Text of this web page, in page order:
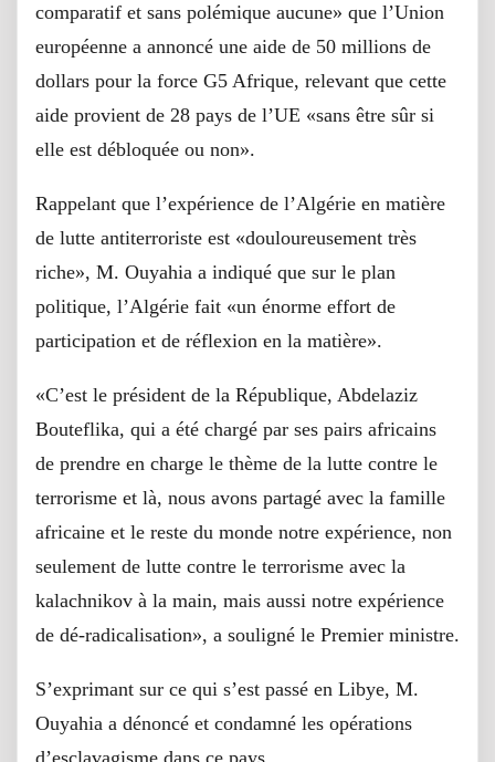
comparatif et sans polémique aucune» que l’Union
européenne a annoncé une aide de 50 millions de
dollars pour la force G5 Afrique, relevant que cette
aide provient de 28 pays de l’UE «sans être sûr si
elle est débloquée ou non».
Rappelant que l’expérience de l’Algérie en matière
de lutte antiterroriste est «douloureusement très
riche», M. Ouyahia a indiqué que sur le plan
politique, l’Algérie fait «un énorme effort de
participation et de réflexion en la matière».
«C’est le président de la République, Abdelaziz
Bouteflika, qui a été chargé par ses pairs africains
de prendre en charge le thème de la lutte contre le
terrorisme et là, nous avons partagé avec la famille
africaine et le reste du monde notre expérience, non
seulement de lutte contre le terrorisme avec la
kalachnikov à la main, mais aussi notre expérience
de dé-radicalisation», a souligné le Premier ministre.
S’exprimant sur ce qui s’est passé en Libye, M.
Ouyahia a dénoncé et condamné les opérations